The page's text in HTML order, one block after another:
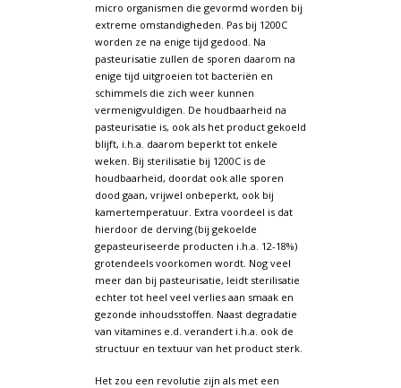
micro organismen die gevormd worden bij
extreme omstandigheden. Pas bij 1200C
worden ze na enige tijd gedood. Na
pasteurisatie zullen de sporen daarom na
enige tijd uitgroeien tot bacteriën en
schimmels die zich weer kunnen
vermenigvuldigen. De houdbaarheid na
pasteurisatie is, ook als het product gekoeld
blijft, i.h.a. daarom beperkt tot enkele
weken. Bij sterilisatie bij 1200C is de
houdbaarheid, doordat ook alle sporen
dood gaan, vrijwel onbeperkt, ook bij
kamertemperatuur. Extra voordeel is dat
hierdoor de derving (bij gekoelde
gepasteuriseerde producten i.h.a. 12-18%)
grotendeels voorkomen wordt. Nog veel
meer dan bij pasteurisatie, leidt sterilisatie
echter tot heel veel verlies aan smaak en
gezonde inhoudsstoffen. Naast degradatie
van vitamines e.d. verandert i.h.a. ook de
structuur en textuur van het product sterk.
Het zou een revolutie zijn als met een